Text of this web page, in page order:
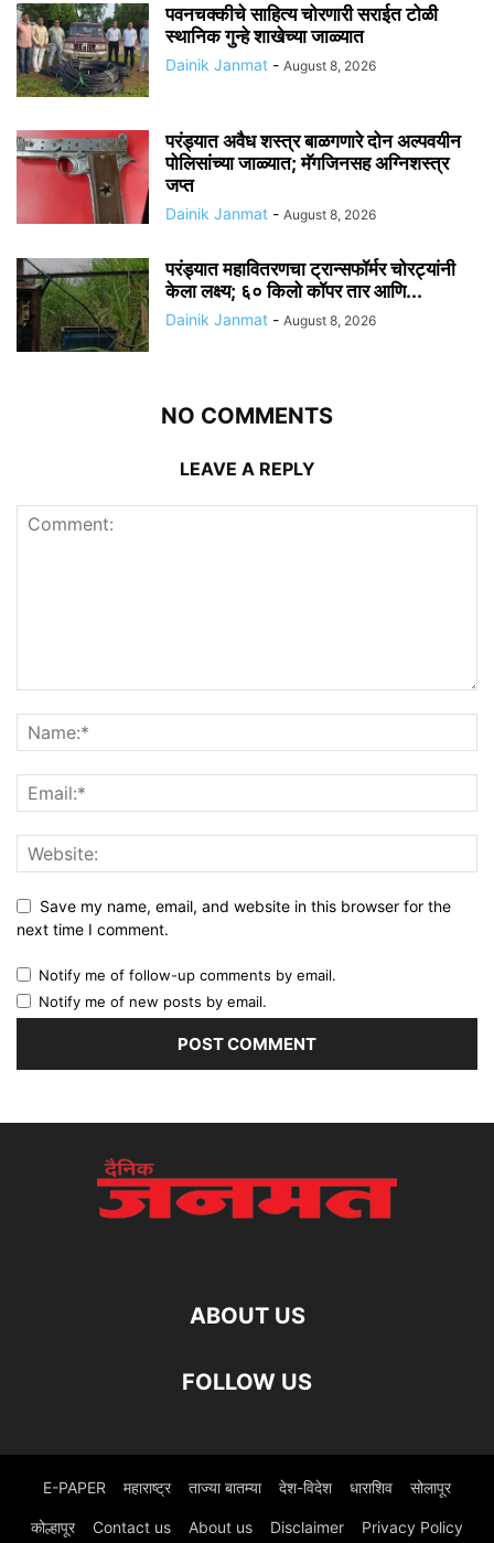
पवनचक्कीचे साहित्य चोरणारी सराईत टोळी
स्थानिक गुन्हे शाखेच्या जाळ्यात
Dainik Janmat - August 8, 2026
परंड्यात अवैध शस्त्र बाळगणारे दोन अल्पवयीन
पोलिसांच्या जाळ्यात; मॅगजिनसह अग्निशस्त्र
जप्त
Dainik Janmat - August 8, 2026
परंड्यात महावितरणचा ट्रान्सफॉर्मर चोरट्यांनी
केला लक्ष्य; ६० किलो कॉपर तार आणि...
Dainik Janmat - August 8, 2026
NO COMMENTS
LEAVE A REPLY
Save my name, email, and website in this browser for the
next time I comment.
Notify me of follow-up comments by email.
Notify me of new posts by email.
ABOUT US
FOLLOW US
E-PAPER महाराष्ट्र ताज्या बातम्या देश-विदेश धाराशिव सोलापूर
कोल्हापूर Contact us About us Disclaimer Privacy Policy